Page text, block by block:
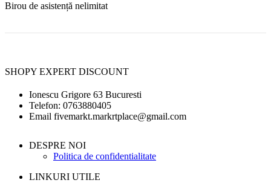
Birou de asistență nelimitat
SHOPY EXPERT DISCOUNT
Ionescu Grigore 63 Bucuresti
Telefon: 0763880405
Email fivemarkt.markrtplace@gmail.com
DESPRE NOI
Politica de confidentialitate
LINKURI UTILE